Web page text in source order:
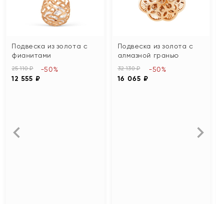
Подвеска из золота с
фианитами
25 110 ₽
12 555 ₽
-50%
Подвеска из золота с
алмазной гранью
32 130 ₽
16 065 ₽
-50%